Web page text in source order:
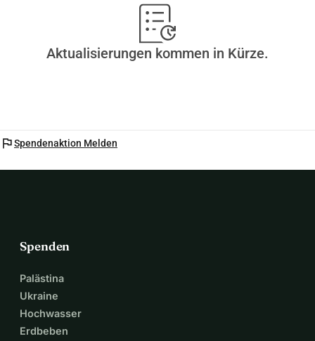
Aktualisierungen kommen in Kürze.
flagSpendenaktion Melden
Spenden
Palästina
Ukraine
Hochwasser
Erdbeben